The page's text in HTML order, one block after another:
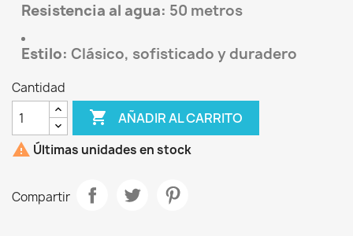
Resistencia al agua: 50 metros
Estilo: Clásico, sofisticado y duradero
Cantidad
 AÑADIR AL CARRITO
 Últimas unidades en stock
Compartir